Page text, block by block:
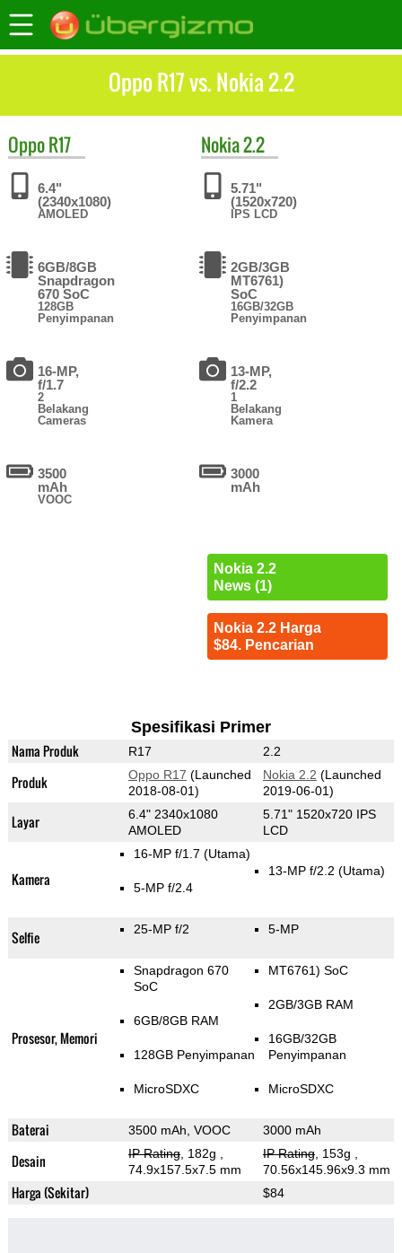
Oppo R17 vs. Nokia 2.2
OppoR17
6.4"
(2340x1080)
AMOLED
6GB/8GB
Snapdragon
670 SoC
128GB
Penyimpanan
16-MP,
f/1.7
2
Belakang
Cameras
3500
mAh
VOOC
Nokia2.2
5.71"
(1520x720)
IPS LCD
2GB/3GB
MT6761)
SoC
16GB/32GB
Penyimpanan
13-MP,
f/2.2
1
Belakang
Kamera
3000
mAh
Nokia 2.2
News (1)
Nokia 2.2 Harga
$84. Pencarian
Spesifikasi Primer
Nama Produk R17 2.2
Produk Oppo R17 (Launched
2018-08-01)
Nokia 2.2 (Launched
2019-06-01)
Layar
6.4" 2340x1080
AMOLED
5.71" 1520x720 IPS
LCD
Kamera
16-MP f/1.7 (Utama)
5-MP f/2.4
13-MP f/2.2 (Utama)
Selfie 25-MP f/2 5-MP
Prosesor, Memori
Snapdragon 670
SoC
6GB/8GB RAM
128GB Penyimpanan
MicroSDXC
MT6761) SoC
2GB/3GB RAM
16GB/32GB
Penyimpanan
MicroSDXC
Baterai 3500 mAh, VOOC 3000 mAh
Desain IP Rating, 182g
74.9x157.5x7.5 mm
IP Rating, 153g
70.56x145.96x9.3 mm
Harga (Sekitar) $84